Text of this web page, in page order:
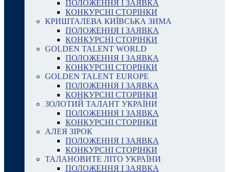
ПОЛОЖЕННЯ І ЗАЯВКА
КОНКУРСНІ СТОРІНКИ
КРИШТАЛЕВА КИЇВСЬКА ЗИМА
ПОЛОЖЕННЯ І ЗАЯВКА
КОНКУРСНІ СТОРІНКИ
GOLDEN TALENT WORLD
ПОЛОЖЕННЯ І ЗАЯВКА
КОНКУРСНІ СТОРІНКИ
GOLDEN TALENT EUROPE
ПОЛОЖЕННЯ І ЗАЯВКА
КОНКУРСНІ СТОРІНКИ
ЗОЛОТИЙ ТАЛАНТ УКРАЇНИ
ПОЛОЖЕННЯ І ЗАЯВКА
КОНКУРСНІ СТОРІНКИ
АЛЕЯ ЗІРОК
ПОЛОЖЕННЯ І ЗАЯВКА
КОНКУРСНІ СТОРІНКИ
ТАЛАНОВИТЕ ЛІТО УКРАЇНИ
ПОЛОЖЕННЯ І ЗАЯВКА